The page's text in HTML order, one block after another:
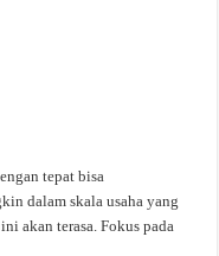
tepat bisa
dalam skala usaha yang
akan terasa. Fokus pada